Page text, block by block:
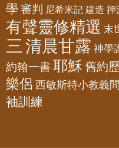
學 審判 尼希米記 建造 押
有聲靈修精選 末
三 清晨甘露 神學
約翰一書耶穌 舊約
樂侶 西敏斯特小教義
袖訓練